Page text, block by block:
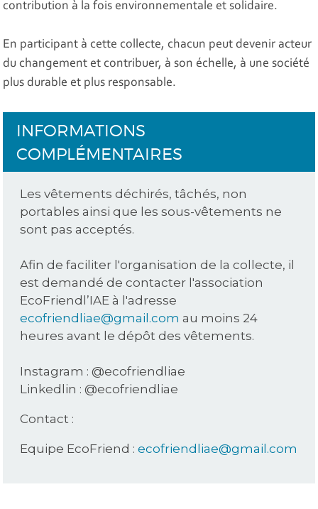
contribution à la fois environnementale et solidaire.
En participant à cette collecte, chacun peut devenir acteur
du changement et contribuer, à son échelle, à une société
plus durable et plus responsable.
INFORMATIONS
COMPLÉMENTAIRES
Les vêtements déchirés, tâchés, non
portables ainsi que les sous-vêtements ne
sont pas acceptés.
Afin de faciliter l'organisation de la collecte, il
est demandé de contacter l'association
EcoFriendl’IAE à l'adresse
ecofriendliae@gmail.com au moins 24
heures avant le dépôt des vêtements.
Instagram : @ecofriendliae
Linkedlin : @ecofriendliae
Contact :
Equipe EcoFriend :ecofriendliae@gmail.com